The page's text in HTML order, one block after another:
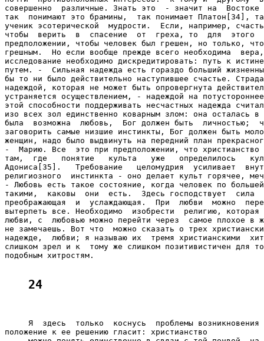
совершенно  различные. Знать это  - значит на  Востоке
так  понимают это брамины,  так понимает Платон[34],
ученик эсотерической  мудрости.  Если, например,
чтобы  верить  в  спасение  от  греха, то  для  этого
предположении, чтобы человек был грешен, но только,
грешным.  Но если вообще прежде всего необходима
исследование необходимо дискредитировать: путь к
путем. -  Сильная надежда есть гораздо больший
бы то ни было действительно наступившее счастье.
надеждой, которая не может быть опровергнута
устраняется осуществлением, - надеждой на
этой способности поддерживать несчастных надежда
изо всех зол единственно коварным злом: она осталась
была  возможна  любовь,  Бог должен быть  личностью;
заговорить самые низшие инстинкты, Бог должен быть
женщин, надо было выдвинуть на передний план
-  Марию. Все  это при предположении, что христианство
там,  где   понятие   культа   уже   определилось
Адониса[35].   Требование   целомудрия  усиливает
религиозного  инстинкта - оно делает культ горячее,
- Любовь есть такое состояние, когда человек по
такими,  каковы  они  есть.  Здесь господствует  сила
преображающая  и  услаждающая.  При  любви  можно
вытерпеть все. Необходимо  изобрести  религию, которая
любви, с  любовью можно перейти через  самое плохое в
не замечаешь. Вот что  можно сказать о трех
надежде,  любви; я называю их  тремя христианскими
слишком зрел и к  тому же слишком позитивистичен для
подобным хитростям.
24
Я  здесь  только  коснусь  проблемы возникновения
положение к ее решению гласит: христианство